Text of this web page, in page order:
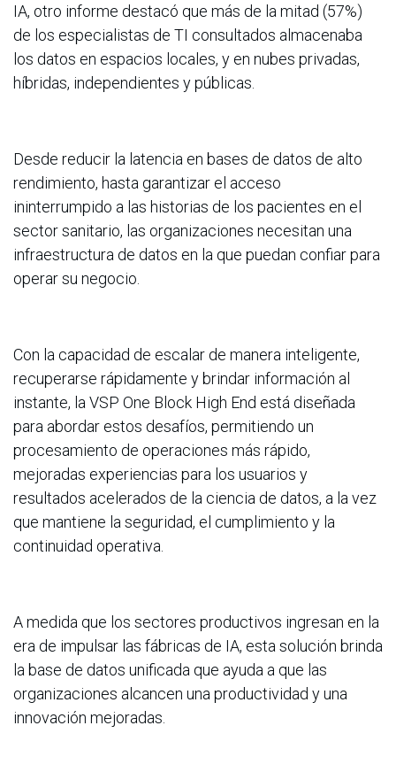
IA, otro informe destacó que más de la mitad (57%)
de los especialistas de TI consultados almacenaba
los datos en espacios locales, y en nubes privadas,
híbridas, independientes y públicas.
Desde reducir la latencia en bases de datos de alto
rendimiento, hasta garantizar el acceso
ininterrumpido a las historias de los pacientes en el
sector sanitario, las organizaciones necesitan una
infraestructura de datos en la que puedan confiar para
operar su negocio.
Con la capacidad de escalar de manera inteligente,
recuperarse rápidamente y brindar información al
instante, la VSP One Block High End está diseñada
para abordar estos desafíos, permitiendo un
procesamiento de operaciones más rápido,
mejoradas experiencias para los usuarios y
resultados acelerados de la ciencia de datos, a la vez
que mantiene la seguridad, el cumplimiento y la
continuidad operativa.
A medida que los sectores productivos ingresan en la
era de impulsar las fábricas de IA, esta solución brinda
la base de datos unificada que ayuda a que las
organizaciones alcancen una productividad y una
innovación mejoradas.